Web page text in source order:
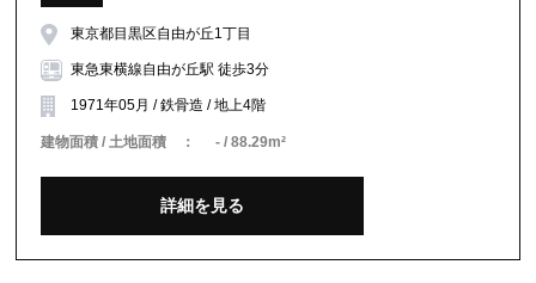
東京都目黒区自由が丘1丁目
東急東横線自由が丘駅 徒歩3分
1971年05月 / 鉄骨造 / 地上4階
建物面積 / 土地面積 ： - / 88.29m²
詳細を見る